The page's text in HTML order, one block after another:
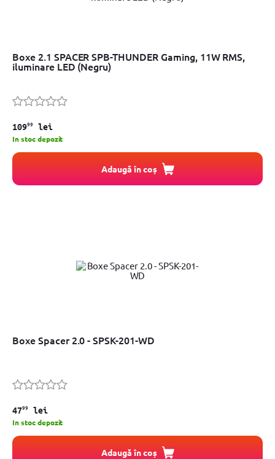
Boxe 2.1 SPACER SPB-THUNDER Gaming, 11W RMS,
iluminare LED (Negru)
10999 lei
In stoc depozit
Adaugă în coș
Boxe Spacer 2.0 - SPSK-201-WD
4799 lei
In stoc depozit
Adaugă în coș